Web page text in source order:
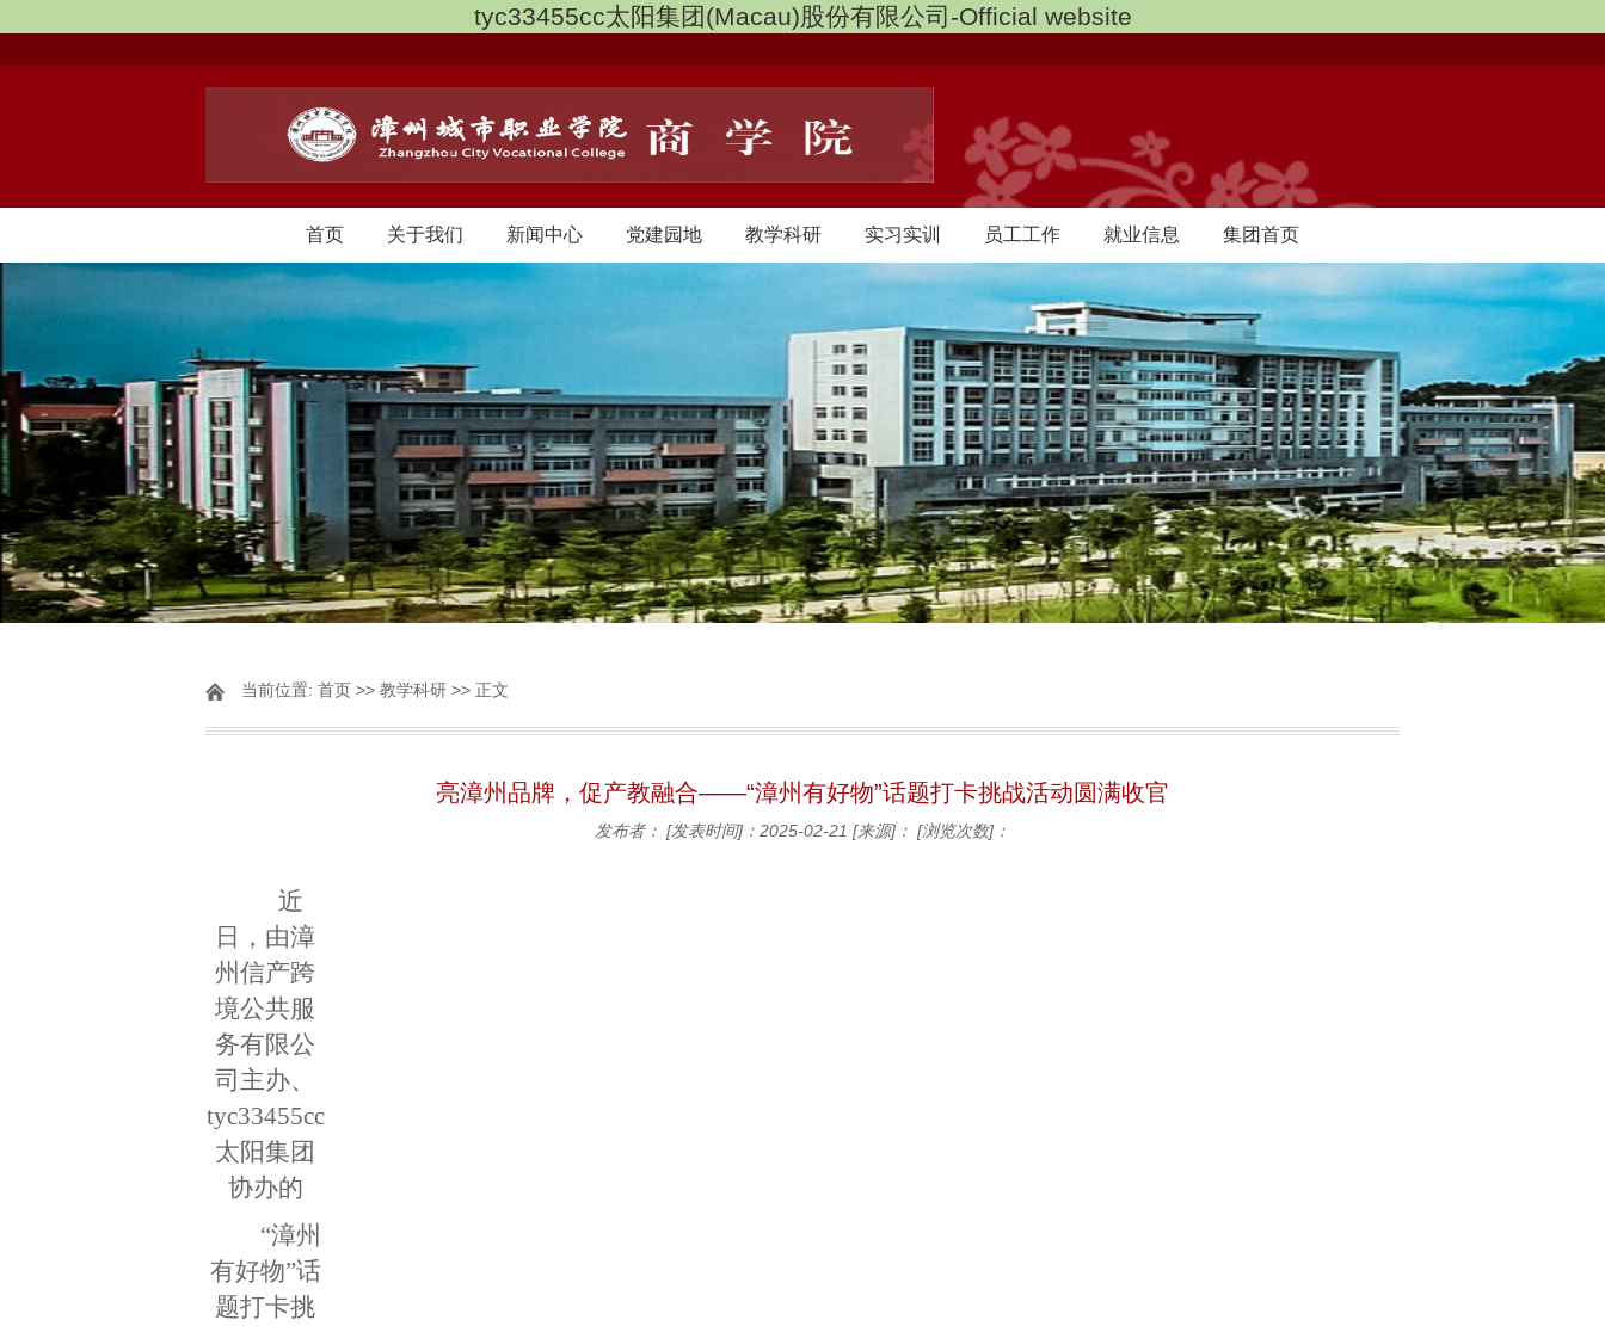
tyc33455cc太阳集团(Macau)股份有限公司-Official website
首页 关于我们 新闻中心 党建园地 教学科研 实习实训 员工工作 就业信息 集团首页
当前位置: 首页 >> 教学科研 >> 正文
亮漳州品牌，促产教融合——“漳州有好物”话题打卡挑战活动圆满收官
发布者： [发表时间]：2025-02-21 [来源]： [浏览次数]：
近
日，由漳
州信产跨
境公共服
务有限公
司主办、
tyc33455cc
太阳集团
协办的
“漳州
有好物”话
题打卡挑